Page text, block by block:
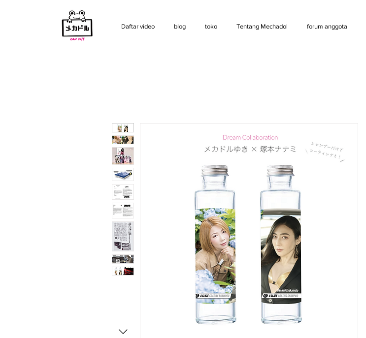
Daftar video blog toko Tentang Mechadol forum anggota